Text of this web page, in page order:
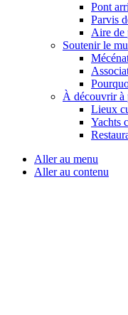
Pont
Parvis
Aire de
Soutenir le
À découvrir à
Lieux
Yachts
Aller au menu
Aller au contenu